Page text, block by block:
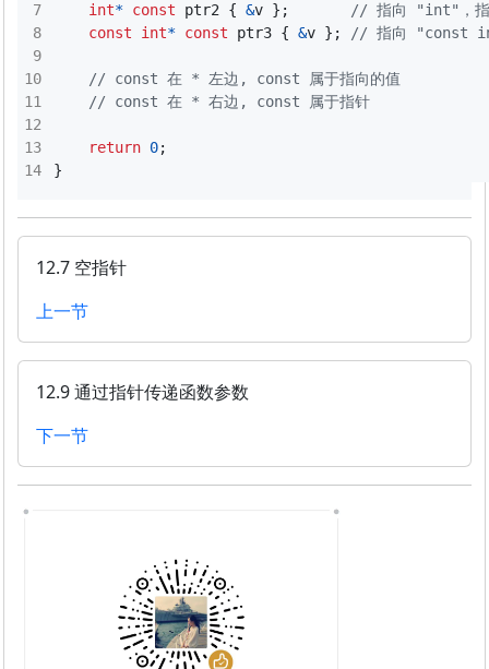
7
8
9
10
13
14
int* const ptr2 { &v };
const
int* const ptr3 { &v };
return 0;
}
12.7 空指针
上一节
12.9 通过指针传递函数参数
下一节